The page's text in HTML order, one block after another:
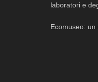
laboratori e
Ecomuseo: